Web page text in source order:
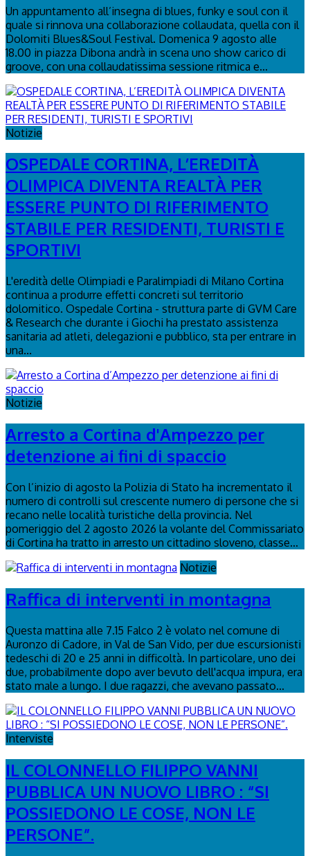
Un appuntamento all’insegna di blues, funky e soul con il
quale si rinnova una collaborazione collaudata, quella con il
Dolomiti Blues&Soul Festival. Domenica 9 agosto alle
18.00 in piazza Dibona andrà in scena uno show carico di
groove, con una collaudatissima sessione ritmica e...
Notizie
OSPEDALE CORTINA, L’EREDITÀ
OLIMPICA DIVENTA REALTÀ PER
ESSERE PUNTO DI RIFERIMENTO
STABILE PER RESIDENTI, TURISTI E
SPORTIVI
L'eredità delle Olimpiadi e Paralimpiadi di Milano Cortina
continua a produrre effetti concreti sul territorio
dolomitico. Ospedale Cortina - struttura parte di GVM Care
& Research che durante i Giochi ha prestato assistenza
sanitaria ad atleti, delegazioni e pubblico, sta per entrare in
una...
Notizie
Arresto a Cortina d'Ampezzo per
detenzione ai fini di spaccio
Con l’inizio di agosto la Polizia di Stato ha incrementato il
numero di controlli sul crescente numero di persone che si
recano nelle località turistiche della provincia. Nel
pomeriggio del 2 agosto 2026 la volante del Commissariato
di Cortina ha tratto in arresto un cittadino sloveno, classe...
Notizie
Raffica di interventi in montagna
Questa mattina alle 7.15 Falco 2 è volato nel comune di
Auronzo di Cadore, in Val de San Vido, per due escursionisti
tedeschi di 20 e 25 anni in difficoltà. In particolare, uno dei
due, probabilmente dopo aver bevuto dell'acqua impura, era
stato male a lungo. I due ragazzi, che avevano passato...
Interviste
IL COLONNELLO FILIPPO VANNI
PUBBLICA UN NUOVO LIBRO : “SI
POSSIEDONO LE COSE, NON LE
PERSONE”.